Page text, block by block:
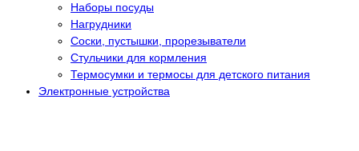
Наборы посуды
Нагрудники
Соски, пустышки, прорезыватели
Стульчики для кормления
Термосумки и термосы для детского питания
Электронные устройства